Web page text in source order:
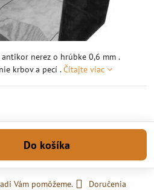
nerez o hrúbke 0,6 mm .
krbov a pecí .Čítajte viac
Do košíka
Vám pomôžeme.
Doručenia